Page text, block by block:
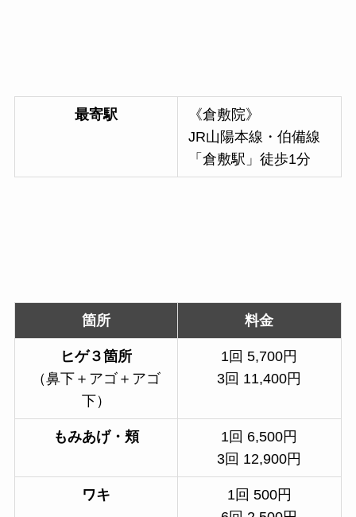
最寄駅
《倉敷院》
JR山陽本線・伯備線
「倉敷駅」徒歩1分
箇所 料金
ヒゲ３箇所
（鼻下＋アゴ＋アゴ
下）
1回 5,700円
3回 11,400円
もみあげ・頬
1回 6,500円
3回 12,900円
ワキ
1回 500円